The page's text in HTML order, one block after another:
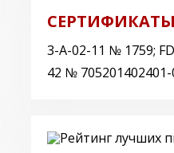
3-A-02-11 № 1759;
42 № 705201402401-